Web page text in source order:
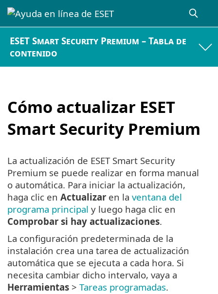
ESET Smart Security Premium – Tabla de
contenido
Cómo actualizar ESET
Smart Security Premium
La actualización de ESET Smart Security
Premium se puede realizar en forma manual
o automática. Para iniciar la actualización,
haga clic en Actualizar en la ventana del
programa principal y luego haga clic en
Comprobar si hay actualizaciones.
La configuración predeterminada de la
instalación crea una tarea de actualización
automática que se ejecuta a cada hora. Si
necesita cambiar dicho intervalo, vaya a
Herramientas > Tareas programadas.